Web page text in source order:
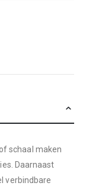
schaal maken
Daarnaast
verbindbare